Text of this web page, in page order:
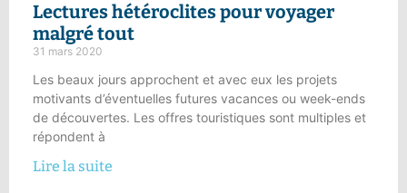
Lectures hétéroclitespour voyager
malgré tout
31 mars 2020
Les beaux jours approchent et avec eux les projets
motivants d’éventuelles futures vacances ou week-ends
de découvertes. Les offres touristiques sont multiples et
répondent à
Lire la suite